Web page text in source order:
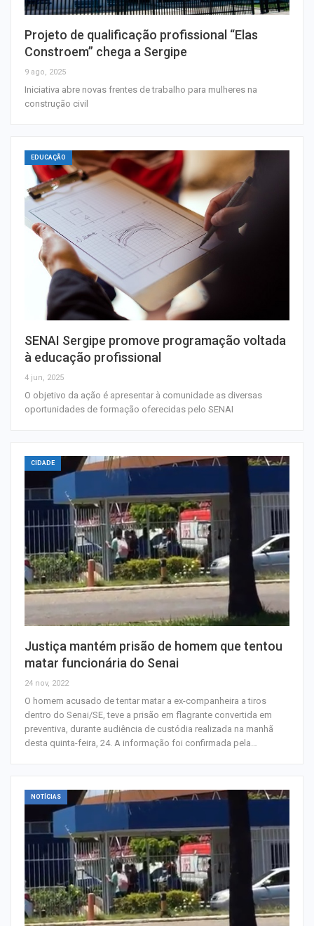
Projeto de qualificação profissional “Elas
Constroem” chega a Sergipe
9 ago, 2025
Iniciativa abre novas frentes de trabalho para mulheres na
construção civil
EDUCAÇÃO
SENAI Sergipe promove programação voltada
à educação profissional
4 jun, 2025
O objetivo da ação é apresentar à comunidade as diversas
oportunidades de formação oferecidas pelo SENAI
CIDADE
Justiça mantém prisão de homem que tentou
matar funcionária do Senai
24 nov, 2022
O homem acusado de tentar matar a ex-companheira a tiros
dentro do Senai/SE, teve a prisão em flagrante convertida em
preventiva, durante audiência de custódia realizada na manhã
desta quinta-feira, 24. A informação foi confirmada pela…
NOTÍCIAS